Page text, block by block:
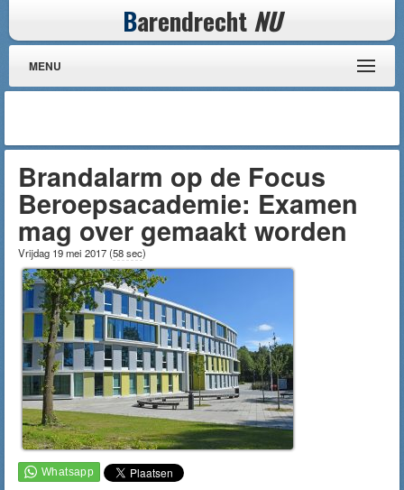
Barendrecht NU
MENU
Brandalarm op de Focus
Beroepsacademie: Examen
mag over gemaakt worden
Vrijdag 19 mei 2017(58 sec)